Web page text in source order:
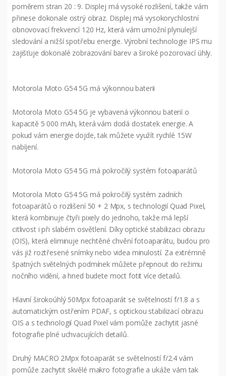
poměrem stran 20 : 9. Displej má vysoké rozlišení, takže vám
přinese dokonale ostrý obraz. Displej má vysokorychlostní
obnovovací frekvencí 120 Hz, která vám umožní plynulejší
sledování a nižší spotřebu energie. Výrobní technologie IPS mu
zajišťuje dokonalé zobrazování barev a široké pozorovací úhly.
Motorola Moto G54 5G má výkonnou baterii
Motorola Moto G54 5G je vybavená výkonnou baterií o
kapacitě 5 000 mAh, která vám dodá dostatek energie. A
pokud vám energie dojde, tak můžete využít rychlé 15W
nabíjení.
Motorola Moto G54 5G má pokročilý systém fotoaparátů
Motorola Moto G54 5G má pokročilý systém zadních
fotoaparátů o rozlišení 50 + 2 Mpx, s technologií Quad Pixel,
která kombinuje čtyři pixely do jednoho, takže má lepší
citlivost i při slabém osvětlení. Díky optické stabilizaci obrazu
(OIS), která eliminuje nechtěné chvění fotoaparátu, budou pro
vás již roztřesené snímky nebo videa minulostí. Za extrémně
špatných světelných podmínek můžete přepnout do režimu
nočního vidění, a hned budete moct fotit více detailů.
Hlavní širokoúhlý 50Mpx fotoaparát se světelností f/1.8 a s
automatickým ostřením PDAF, s optickou stabilizací obrazu
OIS a s technologií Quad Pixel vám pomůže zachytit jasné
fotografie plné uchvacujících detailů.
Druhý MACRO 2Mpx fotoaparát se světelností f/2.4 vám
pomůže zachytit skvělé makro fotografie a ukáže vám tak